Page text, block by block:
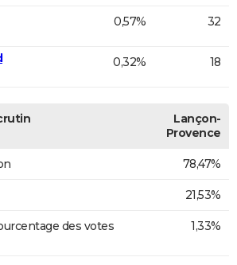
0,57% 32
0,32% 18
Lançon-
Provence
78,47%
21,53%
des votes
1,33%